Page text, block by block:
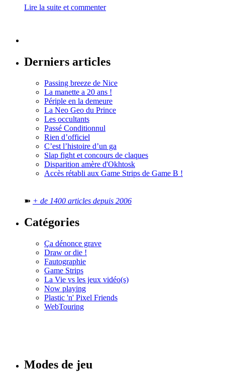
Lire la suite et commenter
Derniers articles
Passing breeze de Nice
La manette a 20 ans !
Périple en la demeure
La Neo Geo du Prince
Les occultants
Passé Conditionnul
Rien d’officiel
C’est l’histoire d’un ga
Slap fight et concours de claques
Disparition amère d'Okhtosk
Accès rétabli aux Game Strips de Game B !
➽ + de 1400 articles depuis 2006
Catégories
Ça dénonce grave
Draw or die !
Fautographie
Game Strips
La Vie vs les jeux vidéo(s)
Now playing
Plastic 'n' Pixel Friends
WebTouring
Modes de jeu